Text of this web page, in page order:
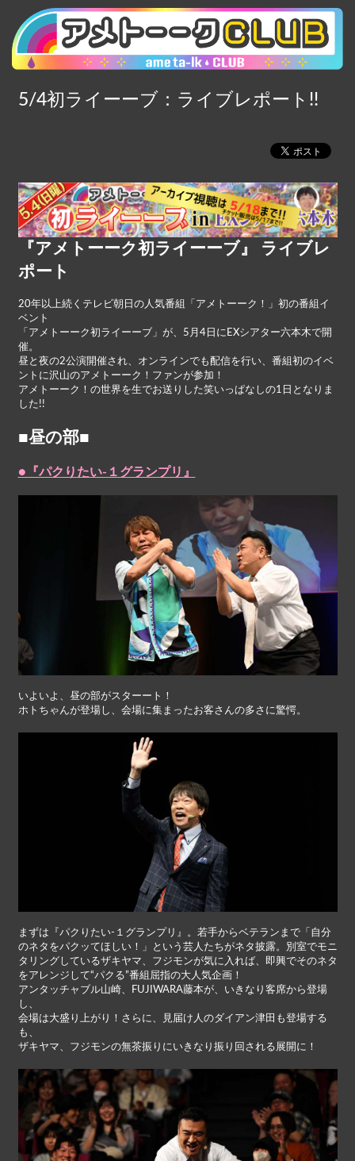
5/4初ライーーブ：ライブレポート!!
『アメトーーク初ライーーブ』 ライブレ
ポート
20年以上続くテレビ朝日の人気番組「アメトーーク！」初の番組イ
ベント
「アメトーーク初ライーーブ」が、5月4日にEXシアター六本木で開
催。
昼と夜の2公演開催され、オンラインでも配信を行い、番組初のイベ
ントに沢山のアメトーーク！ファンが参加！
アメトーーク！の世界を生でお送りした笑いっぱなしの1日となりま
した!!
■昼の部■
●『パクりたい-１グランプリ』
いよいよ、昼の部がスターート！
ホトちゃんが登場し、会場に集まったお客さんの多さに驚愕。
まずは『パクりたい-１グランプリ』。若手からベテランまで「自分
のネタをパクッてほしい！」という芸人たちがネタ披露。別室でモニ
タリングしているザキヤマ、フジモンが気に入れば、即興でそのネタ
をアレンジして“パクる”番組屈指の大人気企画！
アンタッチャブル山崎、FUJIWARA藤本が、いきなり客席から登場
し、
会場は大盛り上がり！さらに、見届け人のダイアン津田も登場する
も、
ザキヤマ、フジモンの無茶振りにいきなり振り回される展開に！